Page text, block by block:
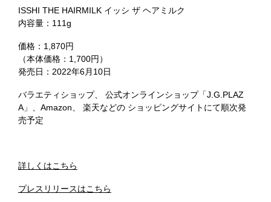
ISSHI THE HAIRMILK イッシ ザ ヘアミルク
内容量：111g
価格：1,870円
（本体価格：1,700円）
発売日：2022年6月10日
バラエティショップ、 公式オンラインショップ「J.G.PLAZ
A」、Amazon、 楽天などの ショッピングサイトにて順次発
売予定
詳しくはこちら
プレスリリースはこちら